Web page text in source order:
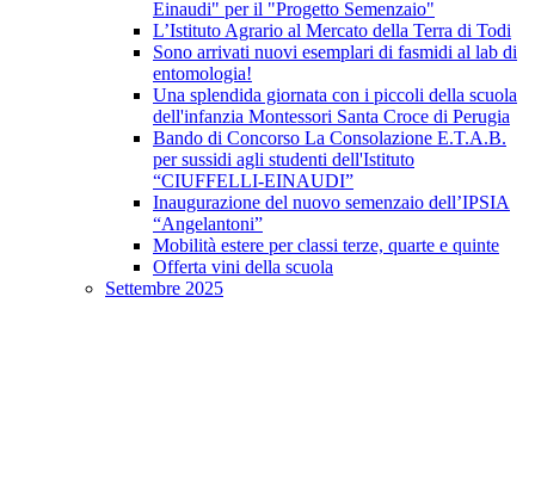
Einaudi" per il "Progetto Semenzaio"
L’Istituto Agrario al Mercato della Terra di Todi
Sono arrivati nuovi esemplari di fasmidi al lab di
entomologia!
Una splendida giornata con i piccoli della scuola
dell'infanzia Montessori Santa Croce di Perugia
Bando di Concorso La Consolazione E.T.A.B.
per sussidi agli studenti dell'Istituto
“CIUFFELLI-EINAUDI”
Inaugurazione del nuovo semenzaio dell’IPSIA
“Angelantoni”
Mobilità estere per classi terze, quarte e quinte
Offerta vini della scuola
Settembre 2025